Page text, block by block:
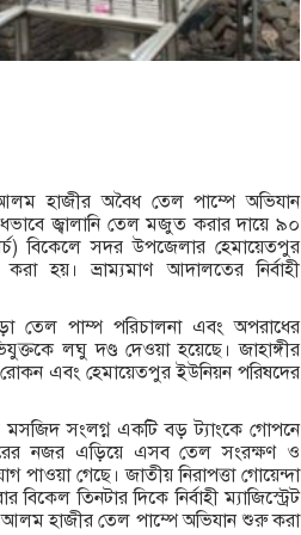
হাজীর অবৈধ তেল পাম্পে অভিযান
জ্বালানি তেল মজুত করার দায়ে ৯০
বিকেলে সদর উপজেলার হেমায়েতপুর
হয়। ভ্রাম্যমাণ আদালতের নির্বাহী
তেল পাম্প পরিচালনা এবং অপরাধের
লঘু দণ্ড দেওয়া হয়েছে। জাহাঙ্গীর
এবং হেমায়েতপুর ইউনিয়ন পরিষদের
মসজিদ সংলগ্ন একটি বড় ট্যাংকে গোপনে
নজর এড়িয়ে এসব তেল সংরক্ষণ ও
পাওয়া গেছে। জাতীয় নিরাপত্তা গোয়েন্দা
তিনটার দিকে নির্বাহী ম্যাজিস্ট্রেট
আলম হাজীর তেল পাম্পে অভিযান শুরু করা